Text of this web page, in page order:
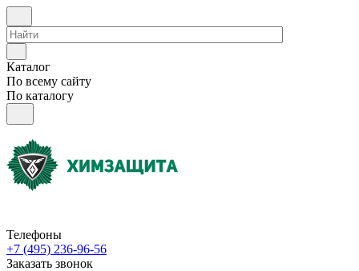
Каталог
По всему сайту
По каталогу
Телефоны
+7 (495) 236-96-56
Заказать звонок